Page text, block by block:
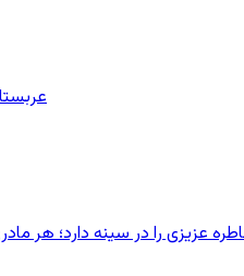
را در سینه دارد؛ هر